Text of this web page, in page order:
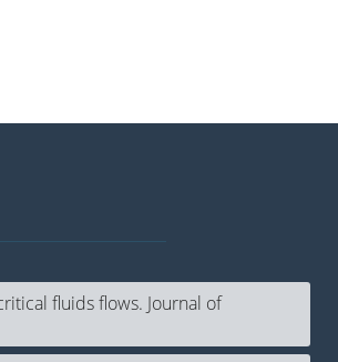
fluids flows. Journal of